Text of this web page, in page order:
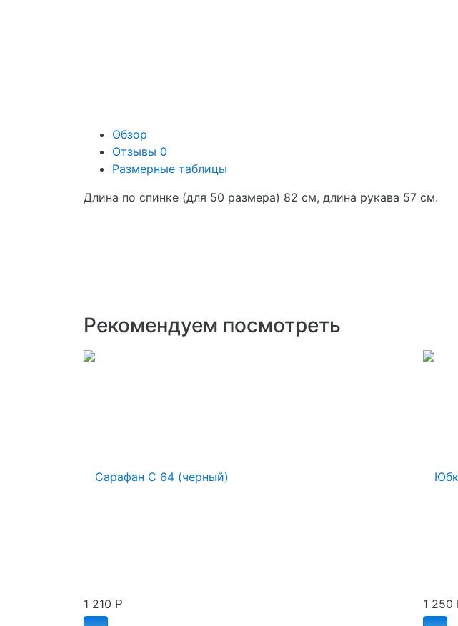
Обзор
Отзывы 0
Размерные таблицы
Длина по спинке (для 50 размера) 82 см, длина рукава 57 см.
Рекомендуем посмотреть
1 210 Р 1 250